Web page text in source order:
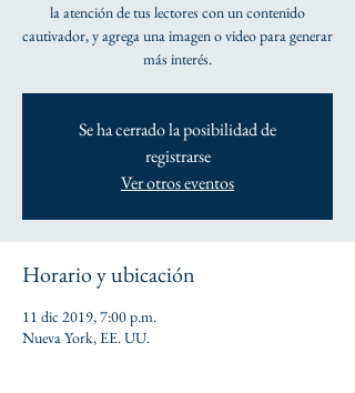
la atención de tus lectores con un contenido
cautivador, y agrega una imagen o video para generar
más interés.
Se ha cerrado la posibilidad de
registrarse
Ver otros eventos
Horario y ubicación
11 dic 2019, 7:00 p.m.
Nueva York, EE. UU.